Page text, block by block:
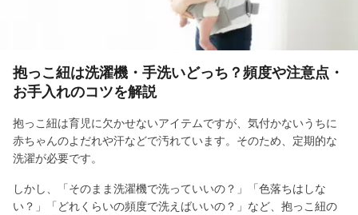
抱っこ紐は洗濯機・手洗いどっち？頻度や注意点・
お手入れのコツを解説
抱っこ紐は育児に欠かせないアイテムですが、気付かないうちに
赤ちゃんのよだれや汗などで汚れています。そのため、定期的な
洗濯が必要です。
しかし、「そのまま洗濯機で洗っていいの？」「色落ちはしな
い？」「どれくらいの頻度で洗えばいいの？」など、抱っこ紐の